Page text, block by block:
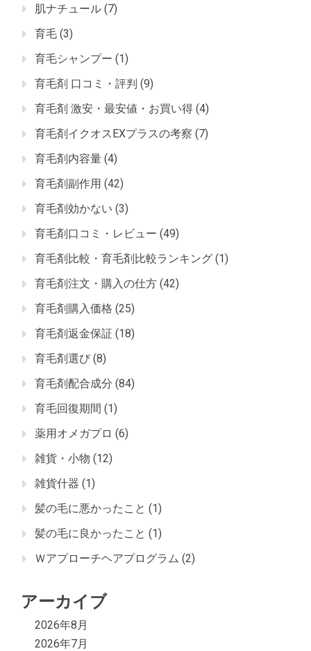
肌ナチュール (7)
育毛 (3)
育毛シャンプー (1)
育毛剤 口コミ・評判 (9)
育毛剤 激安・最安値・お買い得 (4)
育毛剤イクオスEXプラスの考察 (7)
育毛剤内容量 (4)
育毛剤副作用 (42)
育毛剤効かない (3)
育毛剤口コミ・レビュー (49)
育毛剤比較・育毛剤比較ランキング (1)
育毛剤注文・購入の仕方 (42)
育毛剤購入価格 (25)
育毛剤返金保証 (18)
育毛剤選び (8)
育毛剤配合成分 (84)
育毛回復期間 (1)
薬用オメガプロ (6)
雑貨・小物 (12)
雑貨什器 (1)
髪の毛に悪かったこと (1)
髪の毛に良かったこと (1)
Ｗアプローチヘアプログラム (2)
アーカイブ
2026年8月
2026年7月